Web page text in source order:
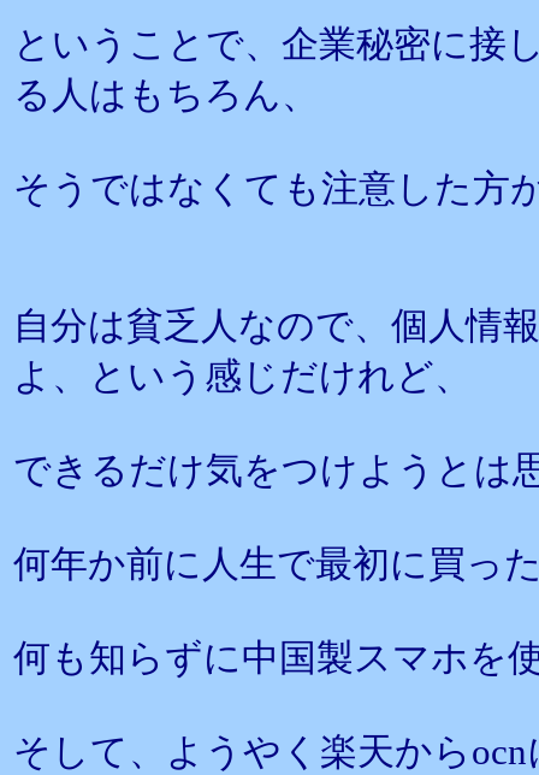
ということで、企業秘密に接
る人はもちろん、
そうではなくても注意した方
自分は貧乏人なので、個人情
よ、という感じだけれど、
できるだけ気をつけようとは
何年か前に人生で最初に買っ
何も知らずに中国製スマホを
そして、ようやく楽天から